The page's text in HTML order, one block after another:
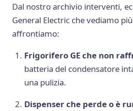
Dal nostro archivio interventi,
General Electric che vediamo
affrontiamo:
Frigorifero GE che non
batteria del condensatore
una pulizia.
Dispenser che perde o è